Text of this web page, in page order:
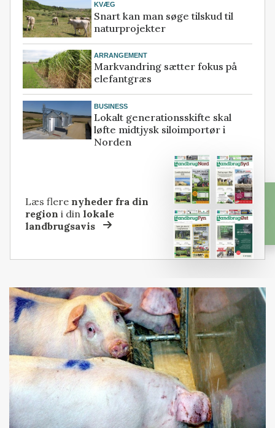
KVÆG
Snart kan man søge tilskud til
naturprojekter
ARRANGEMENT
Markvandring sætter fokus på
elefantgræs
BUSINESS
Lokalt generationsskifte skal
løfte midtjysk siloimportør i
Norden
Læs flere nyheder fra din
region i dinlokale
landbrugsavis